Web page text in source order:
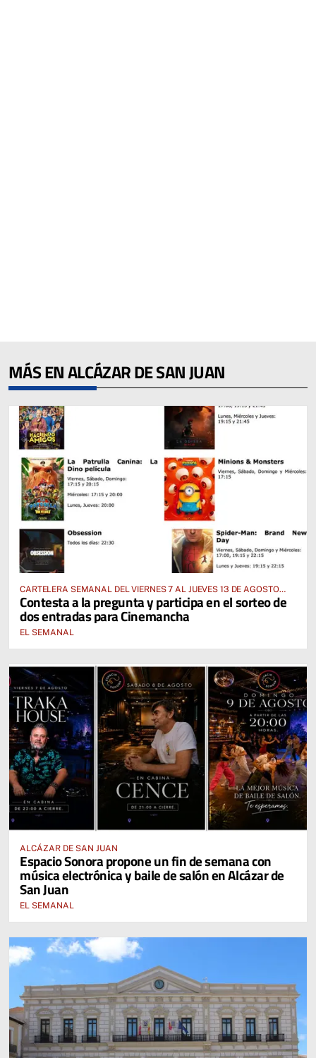
MÁS EN ALCÁZAR DE SAN JUAN
CARTELERA SEMANAL DEL VIERNES 7 AL JUEVES 13 DE AGOSTO
2026
Contesta a la pregunta y participa en el sorteo de
dos entradas para Cinemancha
EL SEMANAL
ALCÁZAR DE SAN JUAN
Espacio Sonora propone un fin de semana con
música electrónica y baile de salón en Alcázar de
San Juan
EL SEMANAL